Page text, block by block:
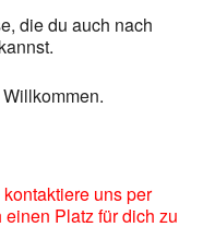
die du auch nach
uns per
Platz für dich zu